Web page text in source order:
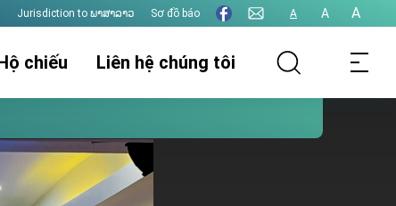
Jurisdiction to ພາສາລາວ Sơ đồ báo A A A
chiếu
lý hồ sơ
Thông tin lãnh sự Thị thực
Xác nhận giấy tờ
Liên hệ chúng tôi